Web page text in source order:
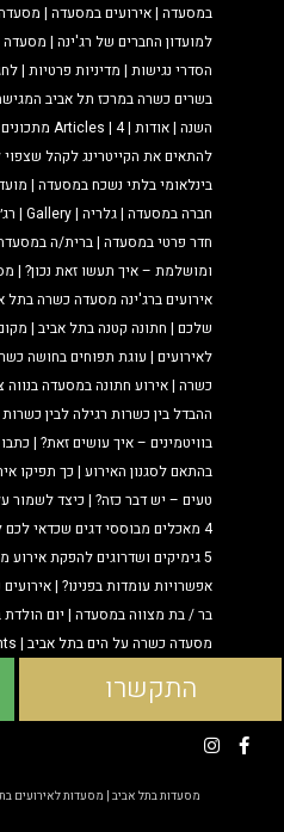
במסעדה אירועים במסעדה
למועדון החברים של רג'ינה מסעדה
הסדרי נגישות מדיניות פרטיות
בשרים כשרה במרכז תל אביב
השנה אודות Articles 4 מתכונים עבור אוכל יהודי כשר למהדרין
להתאים את הקייטרינג לקהל שצפוי
בינלאומי בלתי נשכח במסעדה
חברה במסעדה גלריה Gallery
חדר פרטי במסעדה ברית/ה
ומושלמת – איך תעשו זאת נכון?
אירועים ברג'ינה מסעדה כשרה בתל
שלכם חתונה קטנה בתל אביב
לאירועים עוגת תפוחים בחושה
כשרה אירוע חתונה במסעדה בנווה
ההבדל בין כשרות רגילה לבין
בוויטמינים – איך עושים זאת?
בהתאם לסגנון האירוע כך תפיקו
טעים – יש דבר כזה? כיצד לשמור
4 מאכלים מבוססי דגים שכדאי לכם לטעום
5 גימיקים ושדרוגים להפקת אירוע מושלם במסעדה
אפשרויות עומדות בפנינו?
בר / בת מצווה במסעדה יום
מסעדה כשרה על הים בתל אביב
התקשרו
מסעדות בתל אביב | מסעדות לאירועים